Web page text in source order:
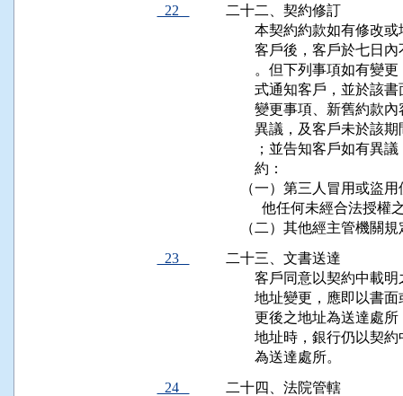
22
二十二、契約修訂
本契約約款如有修
客戶後，客戶於七
。但下列事項如有
式通知客戶，並於
變更事項、新舊約
異議，及客戶未於
；並告知客戶如有
        約：
（一）第三人冒用或盜
他任何未經合法
（二）其他經主管機關
23
二十三、文書送達
客戶同意以契約中
地址變更，應即以
更後之地址為送達
地址時，銀行仍以
        為送達處所。
24
二十四、法院管轄